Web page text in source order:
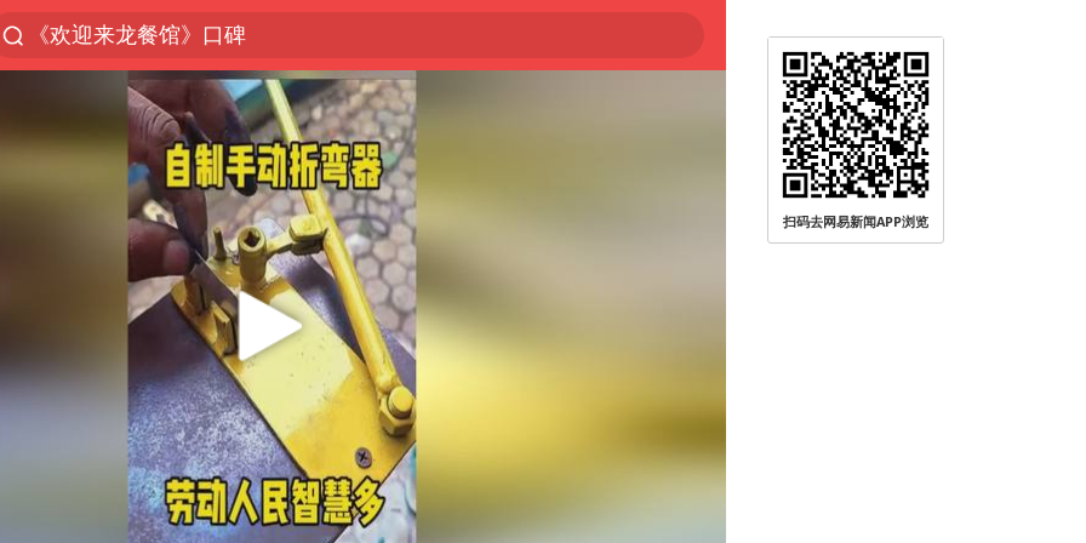
《欢迎来龙餐馆》口碑
光影经济撬动暑期消费新蓝海
西湖突现狂风暴雨 游客瞬间被浇透
视频丨中国东方电气集团原党组副书记、董事宋致远被查
“不怕六爷挂得多 就怕六爷挂一颗”
杭州全市有序停课
直击东北超：哈尔滨vs通辽
香港宏福苑火灾或由烟头引起
永和豆浆创始人林炳生去世
白海豚将正面袭击贯穿浙江
商场现钱学森巨幅海报 负责人回应
扫码去网易新闻APP浏览